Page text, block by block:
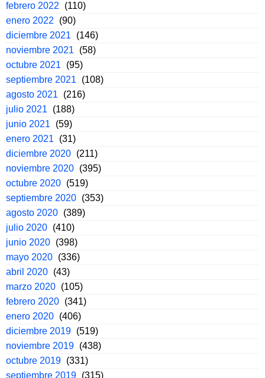
febrero 2022
(110)
enero 2022
(90)
diciembre 2021
(146)
noviembre 2021
(58)
octubre 2021
(95)
septiembre 2021
(108)
agosto 2021
(216)
julio 2021
(188)
junio 2021
(59)
enero 2021
(31)
diciembre 2020 (211)
noviembre 2020 (395)
octubre 2020 (519)
septiembre 2020 (353)
agosto 2020 (389)
julio 2020 (410)
junio 2020 (398)
mayo 2020 (336)
abril 2020 (43)
marzo 2020 (105)
febrero 2020 (341)
enero 2020 (406)
diciembre 2019 (519)
noviembre 2019 (438)
octubre 2019 (331)
septiembre 2019 (315)